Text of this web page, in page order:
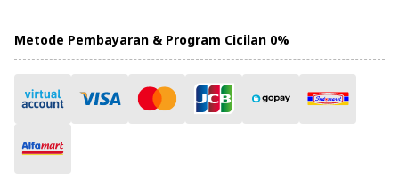
Metode Pembayaran & Program Cicilan 0%